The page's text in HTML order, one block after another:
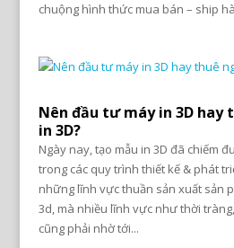
chuộng hình thức mua bán – ship
Nên đầu tư máy in 3D hay
in 3D?
Ngày nay, tạo mẫu in 3D đã chiếm
trong các quy trình thiết kế & phát
những lĩnh vực thuần sản xuất sản
3d, mà nhiều lĩnh vực như thời
cũng phải nhờ tới...